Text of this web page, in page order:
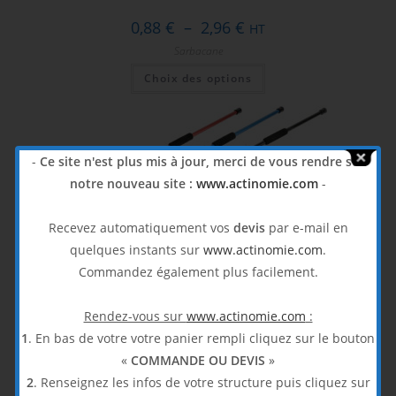
0,88 € – 2,96 € Plage
de
à
2,96 €
HT
Choix des options
plusieurs
variations.
Les
options
peuvent
être
choisies
sur
du
produit
Sarbacanes
18,75€ – 21,08€Plage
18,75 €
à
21,08 €
HT
Ce
a
plusieurs
variations.
Les
options
- Ce site n'est plus mis à jour, merci de vous rendre sur
notre nouveau site : www.actinomie.com -
Recevez automatiquement vos devispar e-mail en
quelques instants sur www.actinomie.com.
Commandez également plus facilement.
Rendez-vous sur www.actinomie.com :
1. En bas de votre votre panier rempli cliquez sur le bouton
« COMMANDE OU DEVIS »
2. Renseignez les infos de votre structure puis cliquez sur